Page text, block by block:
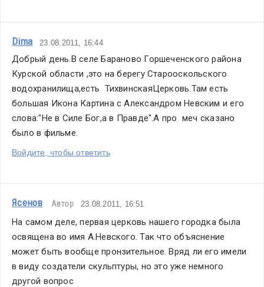
Dima 23.08.2011, 16:44
Добрый день.В селе Бараново Горшеченского района
Курской области ,это на берегу Старооскольского
водохранилища,есть  ТихвинскаяЦерковь.Там есть
большая Икона Картина с Александром Невским и его
слова:"Не в Силе Бог,а в Правде".А про  меч сказано
было в фильме.
Войдите, чтобы ответить
Ясенов Автор 23.08.2011, 16:51
На самом деле, первая церковь нашего городка была
освящена во имя А.Невского. Так что объяснение
может быть вообще пронзительное. Вряд ли его имели
в виду создатели скульптуры, но это уже немного
другой вопрос